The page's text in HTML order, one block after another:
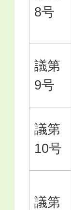
8号
議第
9号
議第
10号
議第